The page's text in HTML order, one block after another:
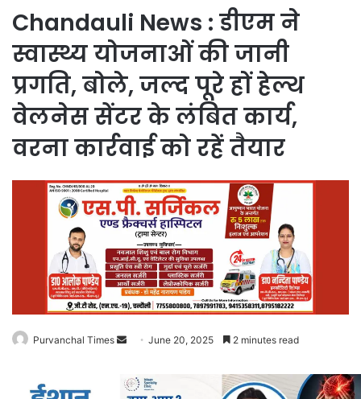
Chandauli News : डीएम ने
स्वास्थ्य योजनाओं की जानी
प्रगति, बोले, जल्द पूरे हों हेल्थ
वेलनेस सेंटर के लंबित कार्य,
वरना कार्रवाई को रहें तैयार
Purvanchal Times
Send
email
June 20, 2025 2 minutes read